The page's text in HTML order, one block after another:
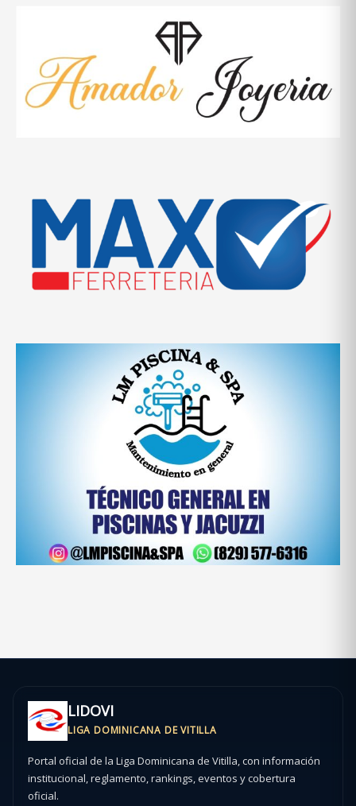
LIDOVI
LIGA DOMINICANA DE VITILLA
Portal oficial de la Liga Dominicana de Vitilla, con información
institucional, reglamento, rankings, eventos y cobertura
oficial.